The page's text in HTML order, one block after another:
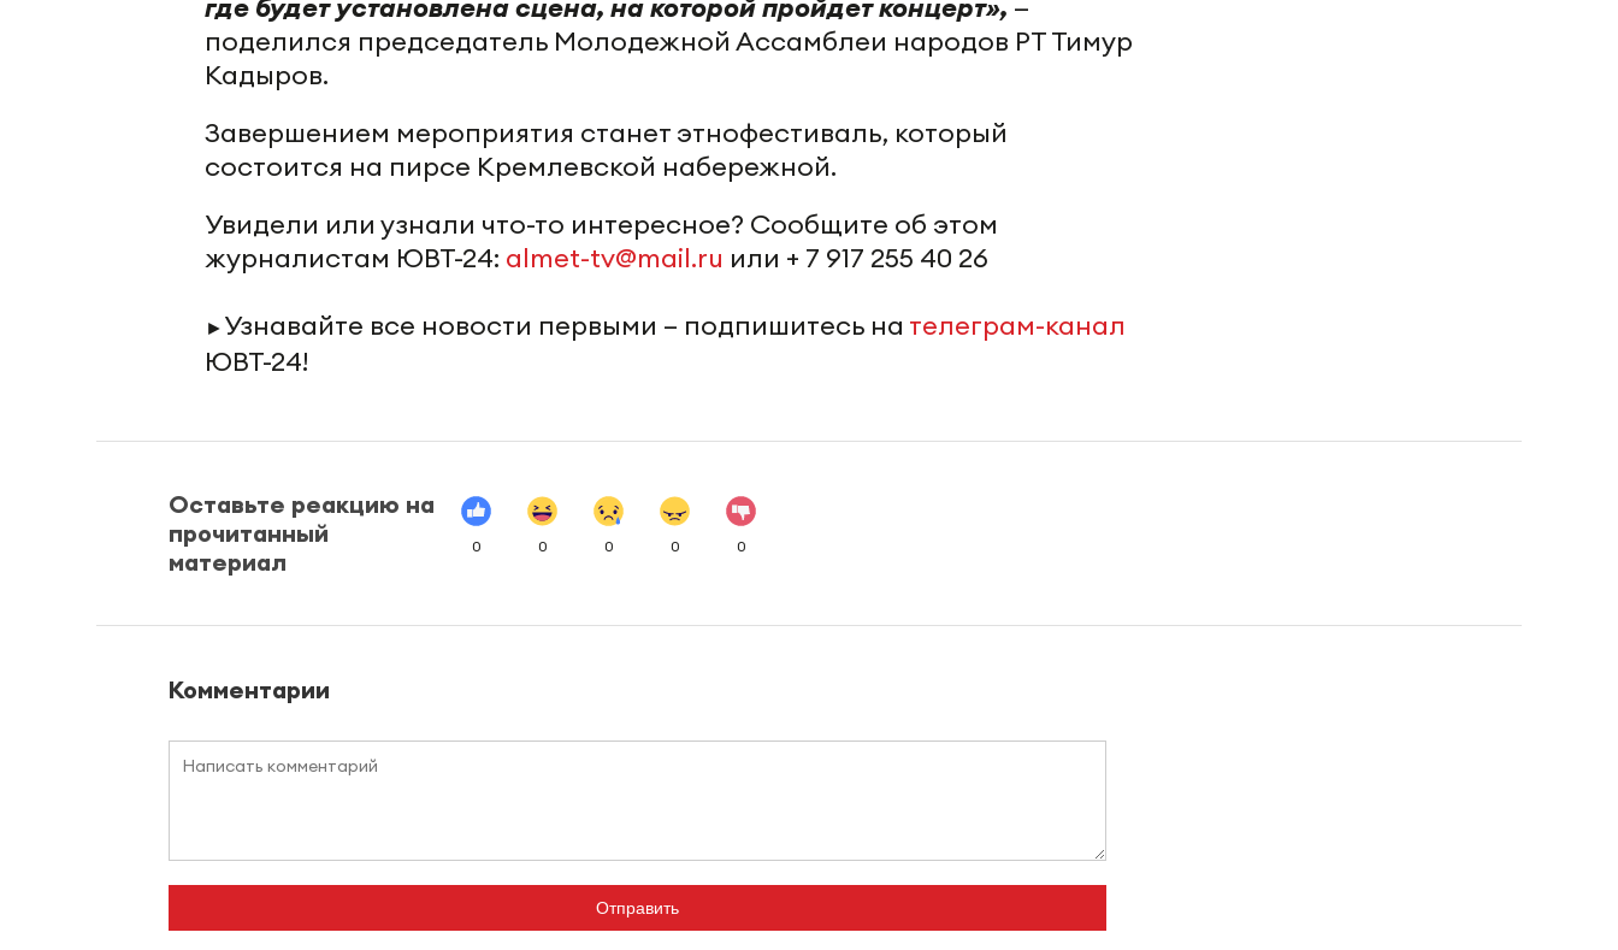
где будет установлена сцена, на которой пройдет концерт», —
поделился председатель Молодежной Ассамблеи народов РТ Тимур
Кадыров.
Завершением мероприятия станет этнофестиваль, который
состоится на пирсе Кремлевской набережной.
Увидели или узнали что-то интересное? Сообщите об этом
журналистам ЮВТ-24: almet-tv@mail.ru или + 7 917 255 40 26
► Узнавайте все новости первыми – подпишитесь на телеграм-канал
ЮВТ-24!
Оставьте реакцию на
прочитанный
материал
0 0 0 0 0
Комментарии
Отправить